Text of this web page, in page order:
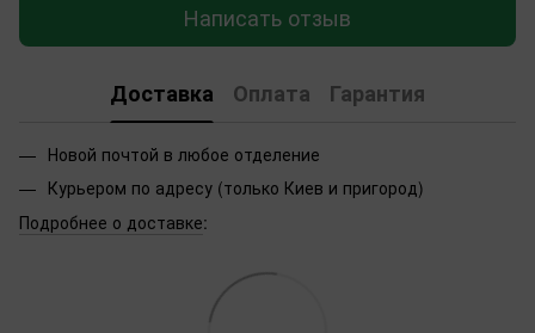
Написать отзыв
Доставка Оплата Гарантия
Новой почтой в любое отделение
Курьером по адресу (только Киев и пригород)
Подробнее о доставке: